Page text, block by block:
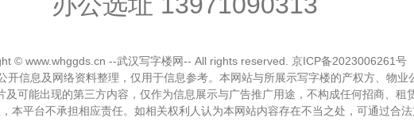
© www.whggds.cn --武汉写字楼网-- All rights reserved. 京ICP备2023006261号
信息及网络资料整理，仅用于信息参考。本网站与所展示写字楼的产权方、物
可能出现的第三方内容，仅作为信息展示与广告推广用途，不构成任何招商、
本平台不承担相应责任。如相关权利人认为本网站内容存在不当之处，可通过合